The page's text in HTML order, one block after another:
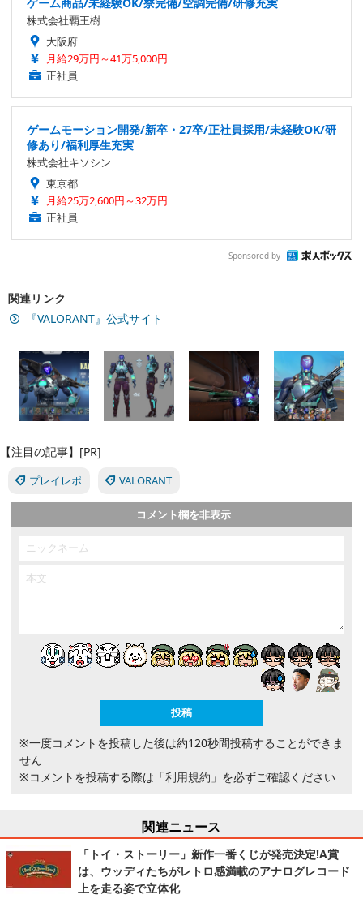
株式会社覇王樹
大阪府
月給29万円～41万5,000円
正社員
ゲームモーション開発/新卒・27卒/正社員採用/未経験OK/研
修あり/福利厚生充実
株式会社キソシン
東京都
月給25万2,600円～32万円
正社員
Sponsored by
関連リンク
『VALORANT』公式サイト
【注目の記事】[PR]
プレイレポ VALORANT
コメント欄を非表示
※一度コメントを投稿した後は約120秒間投稿することができま
せん
※コメントを投稿する際は 「利用規約」 を必ずご確認ください
関連ニュース
「トイ・ストーリー」新作一番くじが発売決定!A賞
は、ウッディたちがレトロ感満載のアナログレコード
上を走る姿で立体化